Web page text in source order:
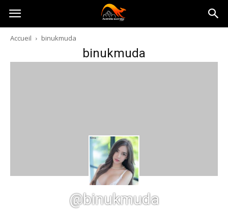
Australia-
australie.com
Accueil binukmuda
binukmuda
@binukmuda